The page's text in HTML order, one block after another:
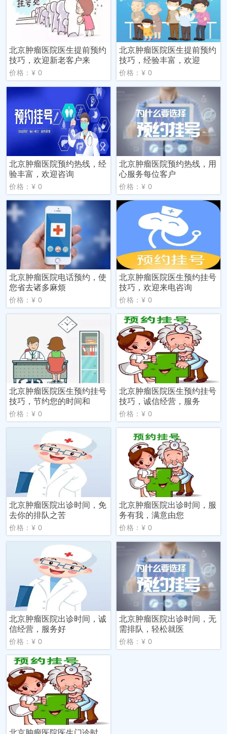
北京肿瘤医院医生提前预约
技巧，欢迎新老客户来
价格：¥ 0
北京肿瘤医院医生提前预约
技巧，经验丰富，欢迎
价格：¥ 0
北京肿瘤医院预约热线，经
验丰富，欢迎咨询
价格：¥ 0
北京肿瘤医院预约热线，用
心服务每位客户
价格：¥ 0
北京肿瘤医院电话预约，使
您省去诸多麻烦
价格：¥ 0
北京肿瘤医院医生预约挂号
技巧，欢迎来电咨询
价格：¥ 0
北京肿瘤医院医生预约挂号
技巧，节约您的时间和
价格：¥ 0
北京肿瘤医院医生预约挂号
技巧，诚信经营，服务
价格：¥ 0
北京肿瘤医院出诊时间，免
去你的排队之苦
价格：¥ 0
北京肿瘤医院出诊时间，服
务有我，满意由您
价格：¥ 0
北京肿瘤医院出诊时间，诚
信经营，服务好
价格：¥ 0
北京肿瘤医院出诊时间，无
需排队，轻松就医
价格：¥ 0